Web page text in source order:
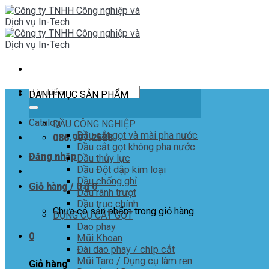
Skip
to
content
Tìm
kiếm:
Catalog
086.997.2588
Đăng nhập
Giỏ hàng / 0₫ 0
Chưa có sản phẩm trong giỏ hàng.
0
Giỏ hàng
DANH MỤC SẢN PHẨM
DẦU CÔNG NGHIỆP
Dầu cắt gọt và mài pha nước
Dầu cắt gọt không pha nước
Dầu thủy lực
Dầu Đột dập kim loại
Dầu chống ghỉ
Dầu rãnh trượt
Dầu trục chính
DỤNG CỤ CẮT GỌT
Dao phay
Mũi Khoan
Đài dao phay / chíp cắt
Mũi Taro / Dụng cụ làm ren